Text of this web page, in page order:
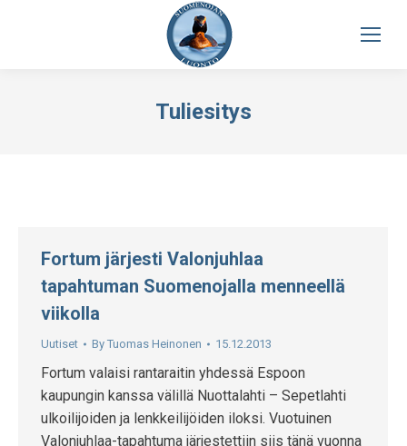
Tuliesitys
Fortum järjesti Valonjuhlaa
tapahtuman Suomenojalla menneellä
viikolla
Uutiset By Tuomas Heinonen 15.12.2013
Fortum valaisi rantaraitin yhdessä Espoon
kaupungin kanssa välillä Nuottalahti – Sepetlahti
ulkoilijoiden ja lenkkeilijöiden iloksi. Vuotuinen
Valonjuhlaa-tapahtuma järjestettiin siis tänä vuonna